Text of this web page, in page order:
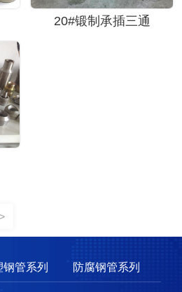
20#锻制承插三通
钢管系列 防腐钢管系列